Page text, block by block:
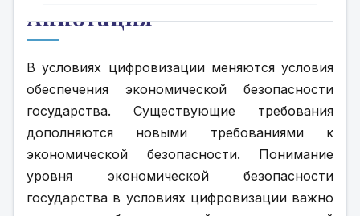
Аннотация
В условиях цифровизации меняются условия
обеспечения экономической безопасности
государства. Существующие требования
дополняются новыми требованиями к
экономической безопасности. Понимание
уровня экономической безопасности
государства в условиях цифровизации важно